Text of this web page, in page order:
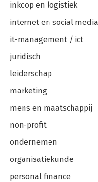
inkoop en logistiek
internet en social media
it-management / ict
juridisch
leiderschap
marketing
mens en maatschappij
non-profit
ondernemen
organisatiekunde
personal finance